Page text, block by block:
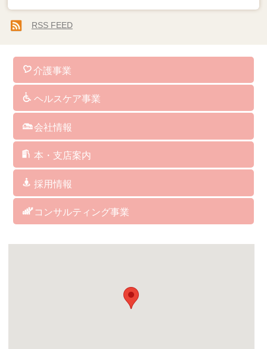
RSS FEED
介護事業
訪問介護
通所介護
認知症対応型共同生活介護
小規模多機能型居宅介護
看護小規模多機能型居宅介護
訪問看護
介護予防サービス
総合支援事業
居宅介護支援
障がい者総合支援サービス
福祉用具･レンタル･販売
保険外･自費サービス
ヘルスケア事業
介護ソフト
介護予防マシン
ＢＡＳＹＳ（歩行改善機器）
ＡＥＤ（自動体外式除細動器）
人工炭酸泉
シャワーキャリー
ケアリングの杖
クッション
パルスオキシメーター
会社情報
社長からのメッセージ
企業理念
経営方針・取り組み
企業概要・沿革
指定・委託業務・講演講師等実績
アクセス
サイトマップ
サイトポリシー
本・支店案内
福岡本社/福岡支店
博多支店
筥崎支店
城南支店
福岡西支店
西福岡支店
北九州支店
中津支店
関連会社 アグレコジャパン(株)
関連会社 RICHES
採用情報
訪問介護サービス
デイサービス
居宅介護支援
グループホーム／小規模多機能／看護小規模多機能
訪問看護ステーション
ヘルスケア事業部
総務・経理
コンサルティング事業